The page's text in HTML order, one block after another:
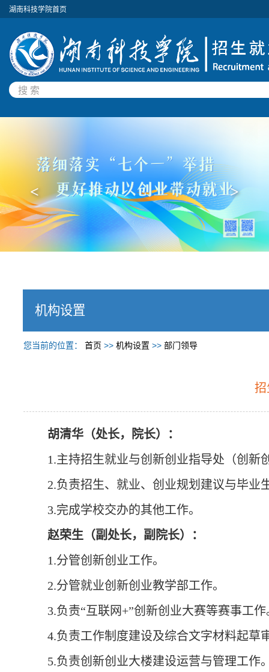
湖南科技学院首页
< >
机构设置
您当前的位置： 首页 >> 机构设置 >> 部门领导
招
胡清华（处长，院长）：
1.主持招生就业与创新创业指导处（
2.负责招生、就业、创业规划建议与毕业
3.完成学校交办的其他工作。
赵荣生（副处长，副院长）：
1.分管创新创业工作。
2.分管就业创新创业教学部工作。
3.负责“互联网+”创新创业大赛等赛事工作
4.负责工作制度建设及综合文字材料起草
5.负责创新创业大楼建设运营与管理工作